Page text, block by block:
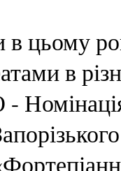
цьому
в